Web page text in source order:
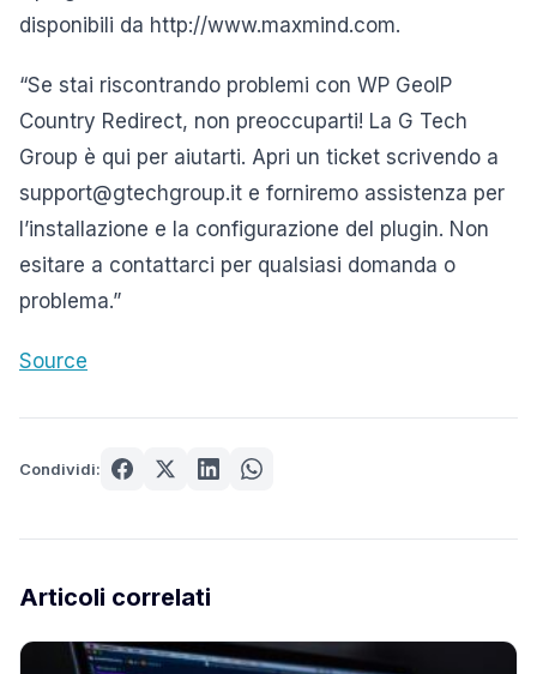
disponibili da http://www.maxmind.com.
“Se stai riscontrando problemi con WP GeoIP
Country Redirect, non preoccuparti! La G Tech
Group è qui per aiutarti. Apri un ticket scrivendo a
support@gtechgroup.it e forniremo assistenza per
l’installazione e la configurazione del plugin. Non
esitare a contattarci per qualsiasi domanda o
problema.”
Source
Condividi:
Articoli correlati